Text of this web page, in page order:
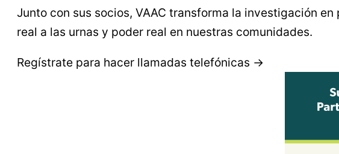
Junto con sus socios, VAAC transforma la investigación
real a las urnas y poder real en nuestras comunidades.
Regístrate para hacer llamadas telefónicas →